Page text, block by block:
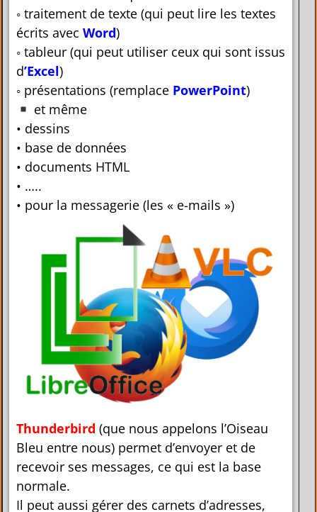
◦ traitement de texte (qui peut lire les textes
écrits avec Word)
◦ tableur (qui peut utiliser ceux qui sont issus
d’Excel)
◦ présentations (remplace PowerPoint)
et même
• dessins
• base de données
• documents HTML
• …..
• pour la messagerie (les « e-mails »)
Thunderbird (que nous appelons l’Oiseau
Bleu entre nous) permet d’envoyer et de
recevoir ses messages, ce qui est la base
normale.
Il peut aussi gérer des carnets d’adresses,